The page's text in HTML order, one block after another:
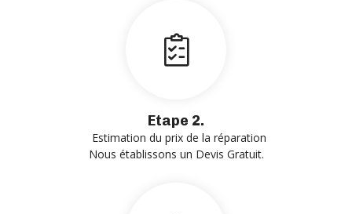
Etape 2.
Estimation du prix de la réparation
Nous établissons un Devis Gratuit.